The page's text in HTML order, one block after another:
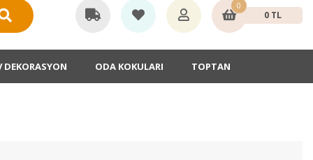
0
0 TL
DEKORASYON ODA KOKULARI TOPTAN